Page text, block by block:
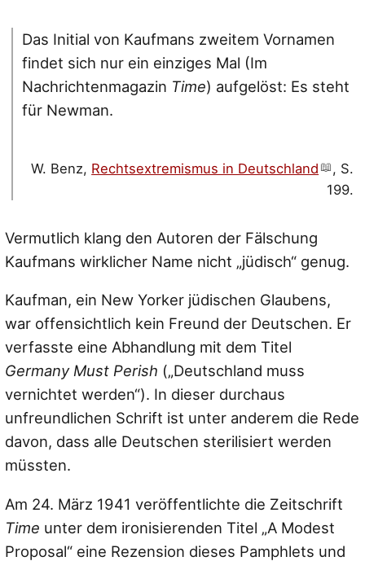
Das Initial von Kaufmans zweitem Vornamen
findet sich nur ein einziges Mal (Im
Nachrichtenmagazin Time) aufgelöst: Es steht
für Newman.
W. Benz, Rechtsextremismus in Deutschland
, S.
199.
Vermutlich klang den Autoren der Fälschung
Kaufmans wirklicher Name nicht „jüdisch“ genug.
Kaufman, ein New Yorker jüdischen Glaubens,
war offensichtlich kein Freund der Deutschen. Er
verfasste eine Abhandlung mit dem Titel
Germany Must Perish („Deutschland muss
vernichtet werden“). In dieser durchaus
unfreundlichen Schrift ist unter anderem die Rede
davon, dass alle Deutschen sterilisiert werden
müssten.
Am 24. März 1941 veröffentlichte die Zeitschrift
Time unter dem ironisierenden Titel „A Modest
Proposal“ eine Rezension dieses Pamphlets und